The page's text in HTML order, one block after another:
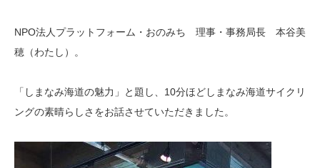
NPO法人プラットフォーム・おのみち 理事・事務局長 本谷美
穂（わたし）。
「しまなみ海道の魅力」と題し、10分ほどしまなみ海道サイクリ
ングの素晴らしさをお話させていただきました。